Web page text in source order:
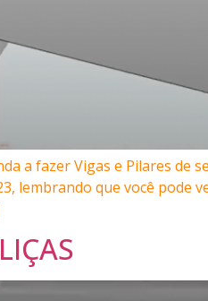
a fazer Vigas e Pilares de
lembrando que você pode